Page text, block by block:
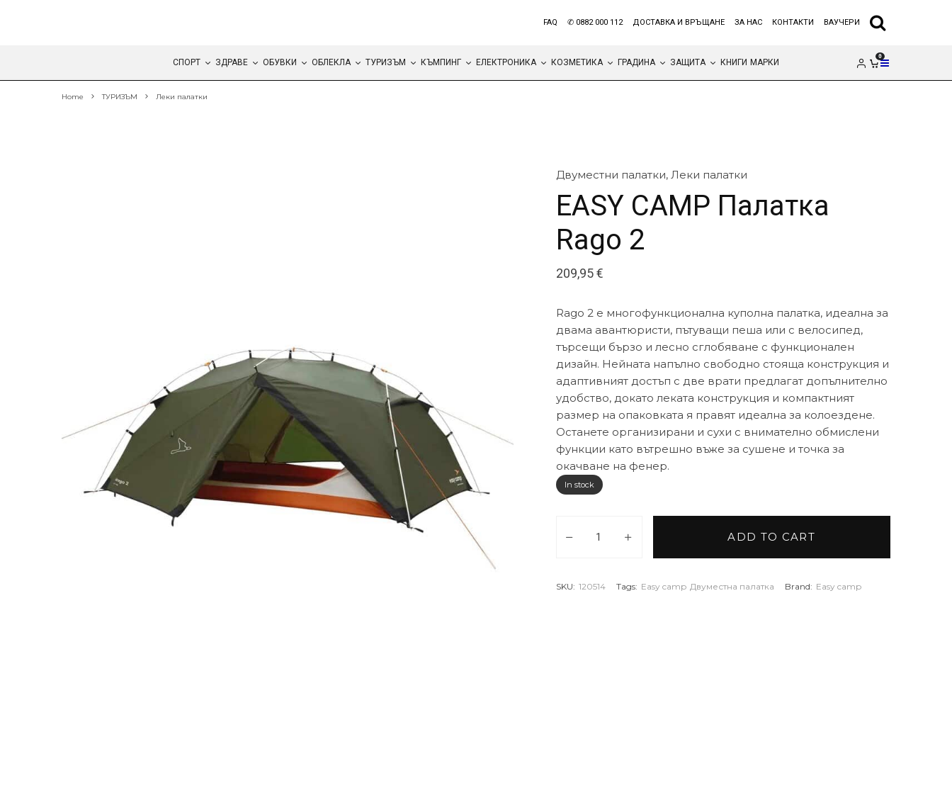
FAQ ✆ 0882 000 112 ДОСТАВКА И ВРЪЩАНЕ ЗА НАС КОНТАКТИ ВАУЧЕРИ
СПОРТ ЗДРАВЕ ОБУВКИ ОБЛЕКЛА ТУРИЗЪМ КЪМПИНГ ЕЛЕКТРОНИКА КОЗМЕТИКА ГРАДИНА ЗАЩИТА КНИГИ МАРКИ
0
Home ТУРИЗЪМ Леки палатки
Двуместни палатки, Леки палатки
EASY CAMP Палатка
Rago 2
209,95€
Rago 2 е многофункционална куполна палатка, идеална за
двама авантюристи, пътуващи пеша или с велосипед,
търсещи бързо и лесно сглобяване с функционален
дизайн. Нейната напълно свободно стояща конструкция и
адаптивният достъп с две врати предлагат допълнително
удобство, докато леката конструкция и компактният
размер на опаковката я правят идеална за колоездене.
Останете организирани и сухи с внимателно обмислени
функции като вътрешно въже за сушене и точка за
окачване на фенер.
In stock
EASY CAMP Палатка Rago 2 quantity
ADD TO CART
SKU: 120514 Tags: Easy camp Двуместна палатка Brand: Easy camp